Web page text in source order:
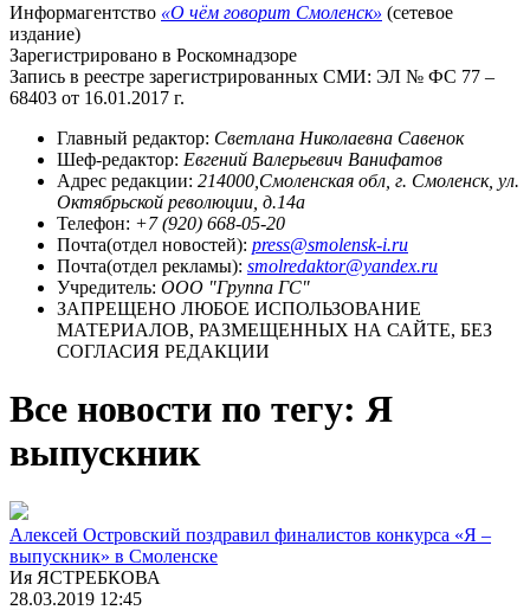
Информагентство «О чём говорит Смоленск» (сетевое
издание)
Зарегистрировано в Роскомнадзоре
Запись в реестре зарегистрированных СМИ: ЭЛ № ФС 77 –
68403 от 16.01.2017 г.
Главный редактор: Светлана Николаевна Савенок
Шеф-редактор: Евгений Валерьевич Ванифатов
Адрес редакции: 214000,Смоленская обл, г. Смоленск, ул.
Октябрьской революции, д.14а
Телефон: +7 (920) 668-05-20
Почта(отдел новостей): press@smolensk-i.ru
Почта(отдел рекламы): smolredaktor@yandex.ru
Учредитель: ООО "Группа ГС"
ЗАПРЕЩЕНО ЛЮБОЕ ИСПОЛЬЗОВАНИЕ
МАТЕРИАЛОВ, РАЗМЕЩЕННЫХ НА САЙТЕ, БЕЗ
СОГЛАСИЯ РЕДАКЦИИ
Все новости по тегу: Я
выпускник
Алексей Островский поздравил финалистов конкурса «Я –
выпускник» в Смоленске
Ия ЯСТРЕБКОВА
28.03.2019 12:45